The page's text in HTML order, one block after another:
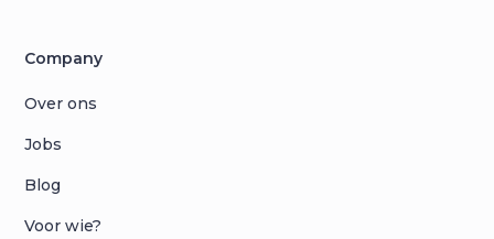
Company
Over ons
Jobs
Blog
Voor wie?